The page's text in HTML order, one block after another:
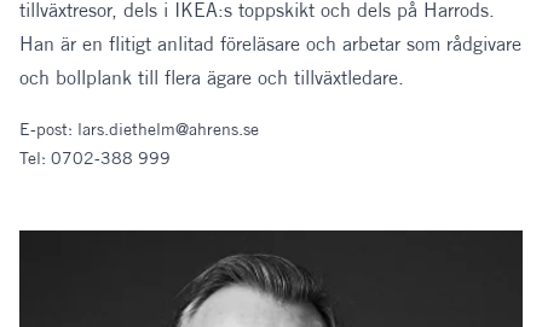
tillväxtresor, dels i IKEA:s toppskikt och dels på Harrods.
Han är en flitigt anlitad föreläsare och arbetar som rådgivare
och bollplank till flera ägare och tillväxtledare.
E-post: lars.diethelm@ahrens.se
Tel: 0702-388 999